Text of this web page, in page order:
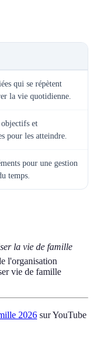
qui se répètent
la vie quotidienne.
objectifs et
pour les atteindre.
pour une gestion
temps.
la vie de famille
l'organisation
vie de famille
2026 sur YouTube